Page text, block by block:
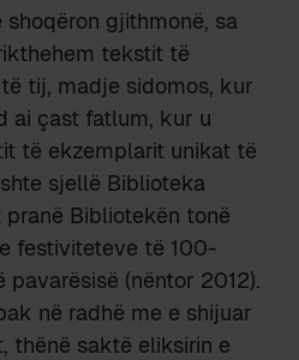
gjithmonë, sa
tekstit të
të tij, madje sidomos, kur
ai çast fatlum, kur u
të ekzemplarit unikat të
sjellë Biblioteka
Biblio­tekën tonë
festi­viteteve të 100-
(nëntor 2012).
në radhë me e shijuar
thënë saktë eliksirin e